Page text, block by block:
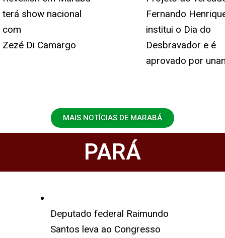
terá show nacional
com
Zezé Di Camargo
Fernando
institui o Dia do
Desbravador e é
aprovado por
MAIS NOTÍCIAS DE MARABÁ
PARÁ
Deputado federal Raimundo
Santos leva ao Congresso